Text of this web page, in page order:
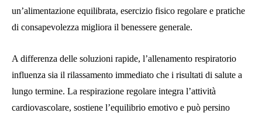
un’alimentazione equilibrata, esercizio fisico regolare e pratiche
di consapevolezza migliora il benessere generale.
A differenza delle soluzioni rapide, l’allenamento respiratorio
influenza sia il rilassamento immediato che i risultati di salute a
lungo termine. La respirazione regolare integra l’attività
cardiovascolare, sostiene l’equilibrio emotivo e può persino